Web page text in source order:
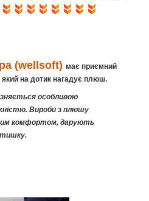
(wellsoft) має приємний
який на дотик нагадує плюш.
особливою
Вироби з плюшу
комфортом, дарують